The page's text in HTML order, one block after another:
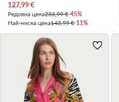
Актуална цена
127,99€
Редовна цена233,99 €-45%
Най-ниска цена143,99 €-11%